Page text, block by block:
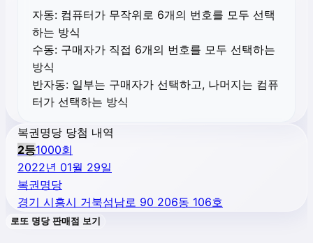
자동: 컴퓨터가 무작위로 6개의 번호를 모두 선택
하는 방식
수동: 구매자가 직접 6개의 번호를 모두 선택하는
방식
반자동: 일부는 구매자가 선택하고, 나머지는 컴퓨
터가 선택하는 방식
복권명당 당첨 내역
2등1000회
2022년 01월 29일
복권명당
경기 시흥시 거북섬남로 90 206동 106호
로또 명당 판매점 보기